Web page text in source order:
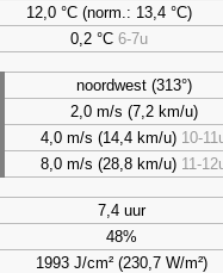
12,0 °C (norm.: 13,4 °C)
0,2°C 6-7u
noordwest (313°)
2,0 m/s (7,2 km/u)
4,0 m/s (14,4 km/u) 10-
8,0 m/s (28,8 km/u) 11-
7,4 uur
48%
1993 J/cm² (230,7 W/m²)